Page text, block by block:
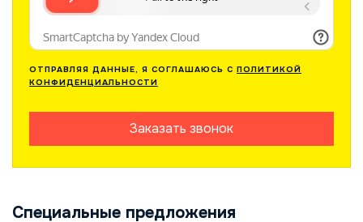
ОТПРАВЛЯЯ ДАННЫЕ, Я СОГЛАШАЮСЬ С ПОЛИТИКОЙ
КОНФИДЕНЦИАЛЬНОСТИ
Заказать звонок
Специальные предложения